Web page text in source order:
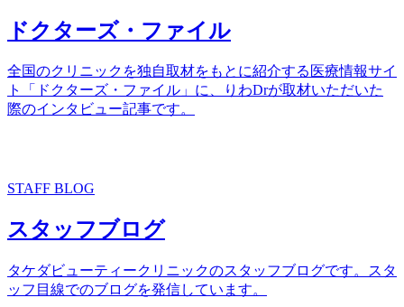
ドクターズ・ファイル
全国のクリニックを独自取材をもとに紹介する医療情報サイ
ト「ドクターズ・ファイル」に、りわDrが取材いただいた
際のインタビュー記事です。
STAFF BLOG
スタッフブログ
タケダビューティークリニックのスタッフブログです。スタ
ッフ目線でのブログを発信しています。